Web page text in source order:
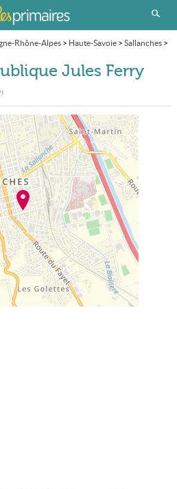
Rhône-Alpes> Haute-Savoie> Sallanches>
Jules Ferry
)